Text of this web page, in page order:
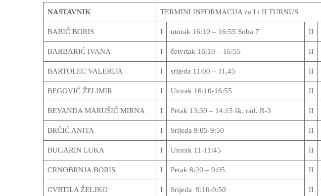
NASTAVNIK TERMINI INFORMACIJA za I i II TURNUS
BABIĆ BORIS I utorak 16:10 – 16:55 Soba 7 II
BARBARIĆ IVANA I četvrtak 16:10 – 16:55 II
BARTOLEC VALERIJA I srijeda 11:00 – 11,45 II
BEGOVIĆ ŽELIMIR I Utorak 16:10-16:55 II
BEVANDA MARUŠIĆ MIRNA I Petak 13:30 – 14:15 šk. rad. R-3 II
BRČIĆ ANITA I Srijeda 9:05-9:50 II
BUGARIN LUKA I Utorak 11-11:45 II
CRNOBRNJA BORIS I Petak 8:20 – 9:05 II
CVRTILA ŽELJKO I Srijeda 9:10-9:50 II